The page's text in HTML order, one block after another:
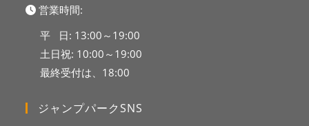
営業時間:
平 日: 13:00～19:00
土日祝: 10:00～19:00
最終受付は、18:00
ジャンプパークSNS